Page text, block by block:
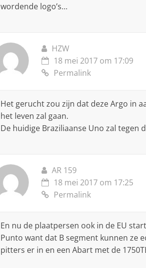
wordende logo’s…
HZW
18 mei 2017 om 17:09
Permalink
Het gerucht zou zijn dat deze Argo in
het leven zal gaan.
De huidige Braziliaanse Uno zal tegen
AR 159
18 mei 2017 om 17:25
Permalink
En nu de plaatpersen ook in de EU
Punto want dat B segment kunnen ze
pitters er in en een Abart met de